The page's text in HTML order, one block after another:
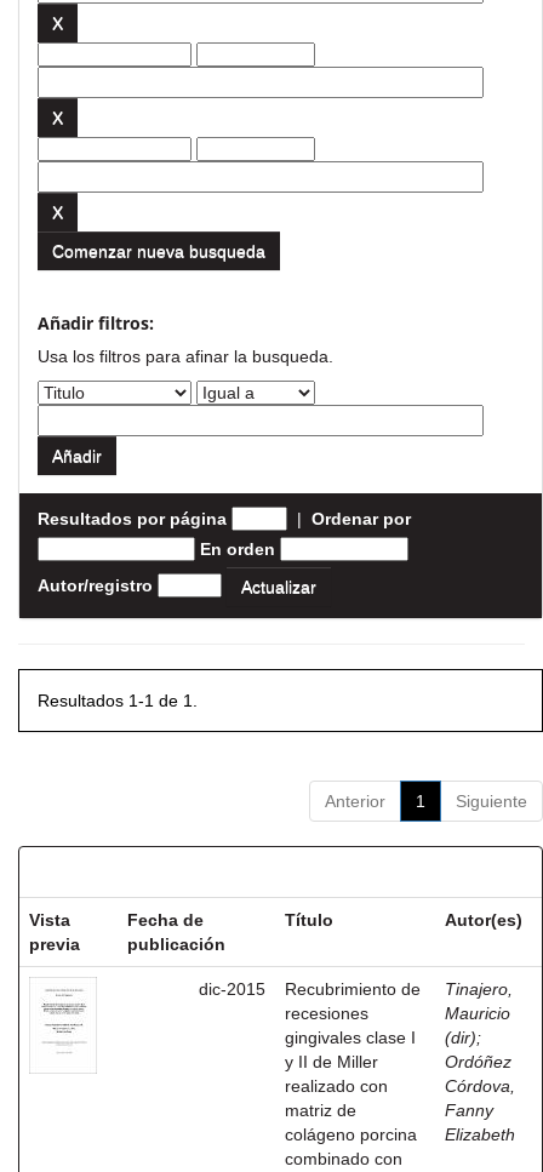
Comenzar nueva busqueda
Añadir filtros:
Usa los filtros para afinar la busqueda.
Resultados por página | Ordenar por
En orden
Autor/registro
Resultados 1-1 de 1.
Anterior 1 Siguiente
Vista
previa
Fecha de
publicación
Título Autor(es)
dic-2015
Recubrimiento de
recesiones
gingivales clase I
y II de Miller
realizado con
matriz de
colágeno porcina
combinado con
Tinajero,
Mauricio
(dir);
Ordóñez
Córdova,
Fanny
Elizabeth